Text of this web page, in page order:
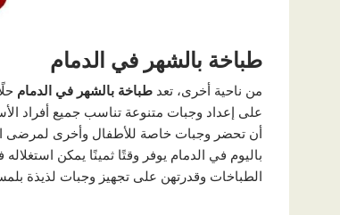
طباخة بالشهر في الدمام
من ناحية أخرى، تعد طباخة بالشهر في الدمام
على إعداد وجبات متنوعة تناسب جميع أفراد
أن تحضر وجبات خاصة للأطفال وأخرى لمرضى
باليوم في الدمام يوفر وقتًا ثمينًا يمكن
الطباخات وقدرتهن على تجهيز وجبات لذيذة